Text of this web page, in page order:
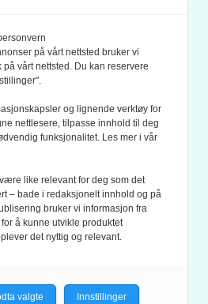
POLICY
AV FAGPRESSEN OG
på vårt nettsted bruker vi
vårt nettsted. Du kan reservere
og lignende verktøy for
nettlesere, tilpasse innhold til deg
funksjonalitet. Les mer i vår
like relevant for deg som det
– bade i redaksjonelt innhold og på
bruker vi informasjon fra
å kunne utvikle produktet
det nyttig og relevant.
valgte Innstillinger